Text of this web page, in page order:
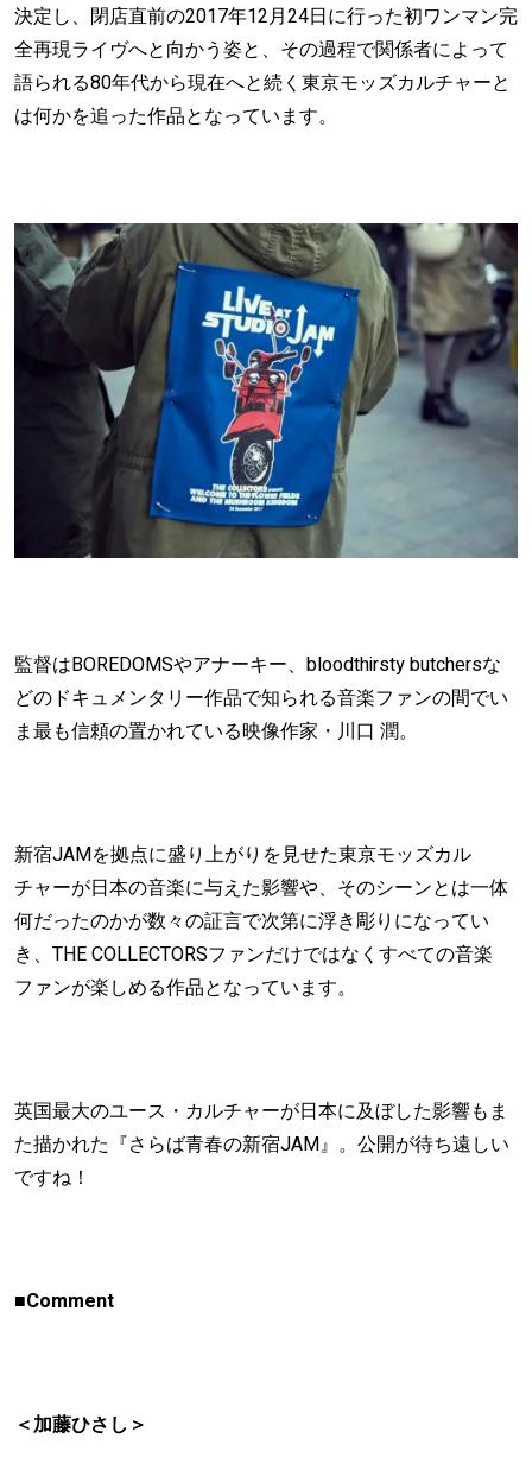
決定し、閉店直前の2017年12月24日に行った初ワンマン完
全再現ライヴへと向かう姿と、その過程で関係者によって
語られる80年代から現在へと続く東京モッズカルチャーと
は何かを追った作品となっています。
監督はBOREDOMSやアナーキー、bloodthirsty butchersな
どのドキュメンタリー作品で知られる音楽ファンの間でい
ま最も信頼の置かれている映像作家・川口 潤。
新宿JAMを拠点に盛り上がりを見せた東京モッズカル
チャーが日本の音楽に与えた影響や、そのシーンとは一体
何だったのかが数々の証言で次第に浮き彫りになってい
き、THE COLLECTORSファンだけではなくすべての音楽
ファンが楽しめる作品となっています。
英国最大のユース・カルチャーが日本に及ぼした影響もま
た描かれた『さらば青春の新宿JAM』。公開が待ち遠しい
ですね！
■Comment
＜加藤ひさし＞